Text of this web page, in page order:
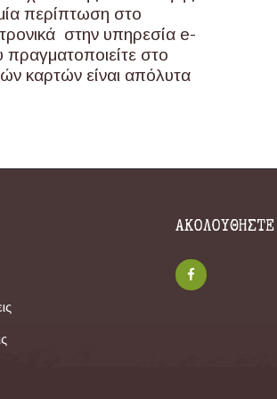
περίπτωση στο
στην υπηρεσία e-
στο
καρτών είναι απόλυτα